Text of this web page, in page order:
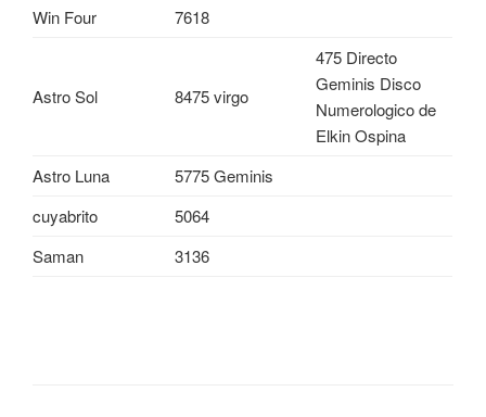
Win Four
7618
Astro Sol 8475 virgo
475 Directo
Geminis Disco
Numerologico de
Elkin Ospina
Astro Luna
5775 Geminis
cuyabrito
5064
Saman
3136